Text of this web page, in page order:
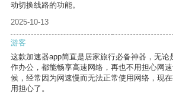
动切换线路的功能。
2025-10-13
游客
这款加速器app简直是居家旅行必备神器，无论
作办公，都能畅享高速网络，再也不用担心网
候，经常因为网速慢而无法正常使用网络，现
用担心了。